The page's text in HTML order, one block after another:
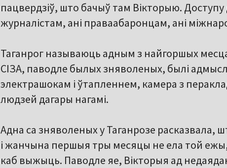
пацвердзіў, што бачыў там Вікторыю. Доступу
журналістам, ані праваабаронцам, ані
Таганрог называюць адным з найгоршых
СІЗА, паводле былых зняволеных, былі
электрашокам і ўтапленнем, камера з
людзей дагары нагамі.
Адна са зняволеных у Таганрозе расказвала,
і жанчына першыя тры месяцы не ела той ежы,
каб выжыць. Паводле яе, Вікторыя ад